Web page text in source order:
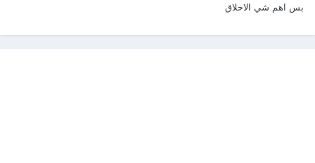
بس اهم شي الاخلاق